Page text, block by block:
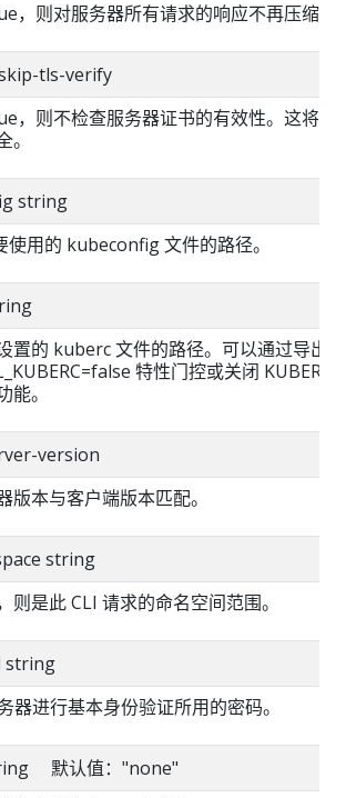
，则对服务器所有请求的响应不再压缩。
tls-verify
，则不检查服务器证书的有效性。这将使
string
使用的 kubeconfig 文件的路径。
置的 kuberc 文件的路径。可以通过导出
特性门控或关闭
能。
version
版本与客户端版本匹配。
string
则是此 CLI 请求的命名空间范围。
string
器进行基本身份验证所用的密码。
默认值："none"